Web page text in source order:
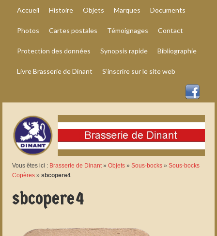
Accueil Histoire Objets Marques Documents
Photos Cartes postales Témoignages Contact
Protection des données Synopsis rapide Bibliographie
Livre Brasserie de Dinant S’inscrire sur le site web
Vous êtes ici : Brasserie de Dinant» Objets » Sous-bocks » Sous-bocks
Copères » sbcopere4
sbcopere4